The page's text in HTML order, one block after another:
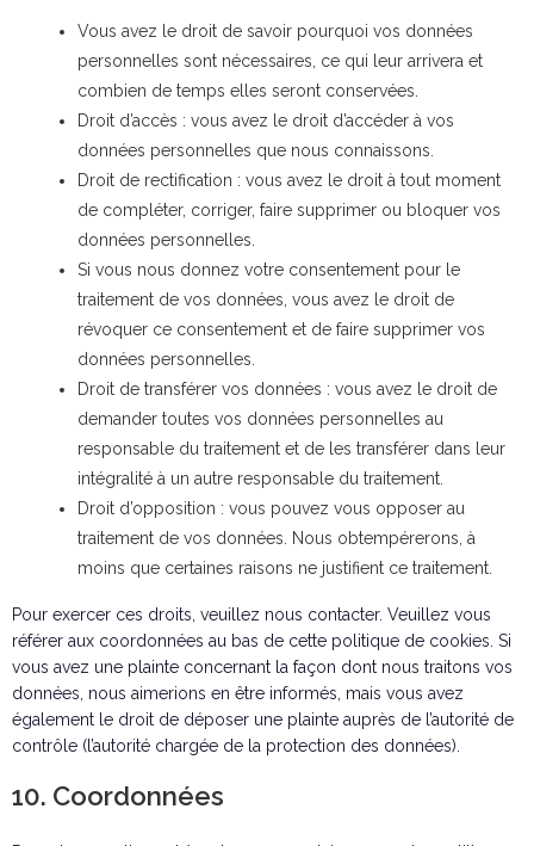
Vous avez le droit de savoir pourquoi vos données
personnelles sont nécessaires, ce qui leur arrivera et
combien de temps elles seront conservées.
Droit d’accès : vous avez le droit d’accéder à vos
données personnelles que nous connaissons.
Droit de rectification : vous avez le droit à tout moment
de compléter, corriger, faire supprimer ou bloquer vos
données personnelles.
Si vous nous donnez votre consentement pour le
traitement de vos données, vous avez le droit de
révoquer ce consentement et de faire supprimer vos
données personnelles.
Droit de transférer vos données : vous avez le droit de
demander toutes vos données personnelles au
responsable du traitement et de les transférer dans leur
intégralité à un autre responsable du traitement.
Droit d’opposition : vous pouvez vous opposer au
traitement de vos données. Nous obtempérerons, à
moins que certaines raisons ne justifient ce traitement.
Pour exercer ces droits, veuillez nous contacter. Veuillez vous
référer aux coordonnées au bas de cette politique de cookies. Si
vous avez une plainte concernant la façon dont nous traitons vos
données, nous aimerions en être informés, mais vous avez
également le droit de déposer une plainte auprès de l’autorité de
contrôle (l’autorité chargée de la protection des données).
10. Coordonnées